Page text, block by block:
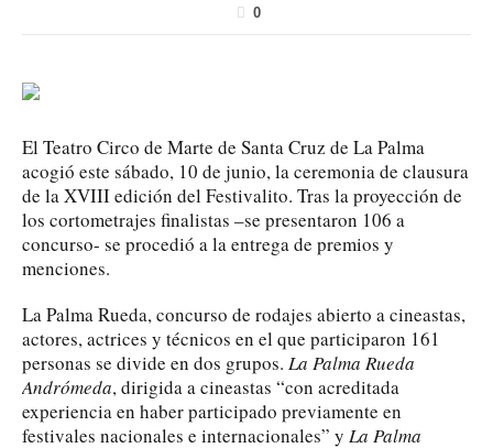
0
El Teatro Circo de Marte de Santa Cruz de La Palma
acogió este sábado, 10 de junio, la ceremonia de clausura
de la XVIII edición del Festivalito. Tras la proyección de
los cortometrajes finalistas –se presentaron 106 a
concurso- se procedió a la entrega de premios y
menciones.
La Palma Rueda, concurso de rodajes abierto a cineastas,
actores, actrices y técnicos en el que participaron 161
personas se divide en dos grupos. La Palma Rueda
Andrómeda, dirigida a cineastas “con acreditada
experiencia en haber participado previamente en
festivales nacionales e internacionales” y La Palma